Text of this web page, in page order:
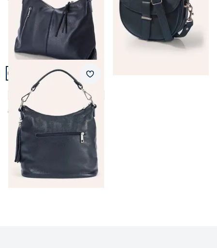
Artikel 3 von 3.
+2
Leder-Handtasche
€ 129,99
Merkzettel